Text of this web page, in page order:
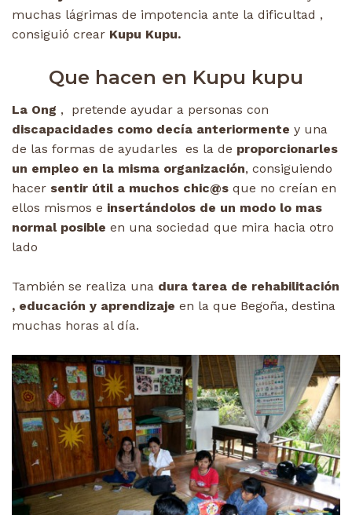
muchas lágrimas de impotencia ante la dificultad ,
consiguió crear Kupu Kupu.
Que hacen en Kupu kupu
La Ong , pretende ayudar a personas con
discapacidades como decía anteriormente y una
de las formas de ayudarles es la de proporcionarles
un empleo en la misma organización, consiguiendo
hacer sentir útil a muchos chic@s que no creían en
ellos mismos e insertándolos de un modo lo mas
normal posible en una sociedad que mira hacia otro
lado
También se realiza una dura tarea de rehabilitación
, educación y aprendizaje en la que Begoña, destina
muchas horas al día.